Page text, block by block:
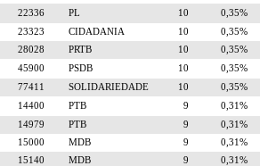
22336 PL 10
0,35%
23323 CIDADANIA 10
0,35%
28028 PRTB 10
0,35%
45900 PSDB 10
0,35%
77411 SOLIDARIEDADE 10
0,35%
14400 PTB 9
0,31%
14979 PTB 9
0,31%
15000 MDB 9
0,31%
15140 MDB 9
0,31%